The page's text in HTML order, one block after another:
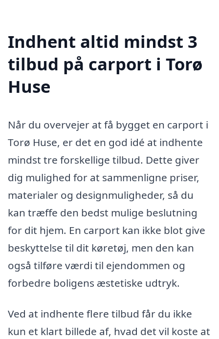
Indhent altid mindst 3
tilbud på carport i Torø
Huse
Når du overvejer at få bygget en carport i
Torø Huse, er det en god idé at indhente
mindst tre forskellige tilbud. Dette giver
dig mulighed for at sammenligne priser,
materialer og designmuligheder, så du
kan træffe den bedst mulige beslutning
for dit hjem. En carport kan ikke blot give
beskyttelse til dit køretøj, men den kan
også tilføre værdi til ejendommen og
forbedre boligens æstetiske udtryk.
Ved at indhente flere tilbud får du ikke
kun et klart billede af, hvad det vil koste at